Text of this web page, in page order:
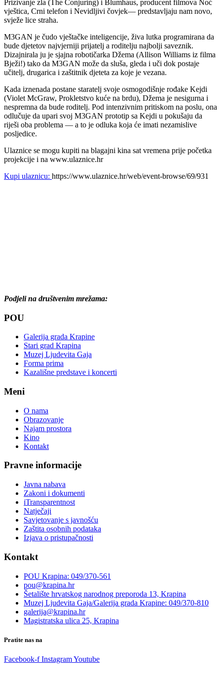
Prizivanje zla (The Conjuring) i Blumhaus, producent filmova Noć
vještica, Crni telefon i Nevidljivi čovjek— predstavljaju nam novo,
svježe lice straha.
M3GAN je čudo vještačke inteligencije, živa lutka programirana da
bude djetetov najvjerniji prijatelj a roditelju najbolji saveznik.
Dizajnirala ju je sjajna robotičarka Džema (Allison Williams iz filma
Bježi!) tako da M3GAN može da sluša, gleda i uči dok postaje
učitelj, drugarica i zaštitnik djeteta za koje je vezana.
Kada iznenada postane staratelj svoje osmogodišnje rođake Kejdi
(Violet McGraw, Prokletstvo kuće na brdu), Džema je nesigurna i
nespremna da bude roditelj. Pod intenzivnim pritiskom na poslu, ona
odlučuje da upari svoj M3GAN prototip sa Kejdi u pokušaju da
riješi oba problema — a to je odluka koja će imati nezamislive
posljedice.
Ulaznice se mogu kupiti na blagajni kina sat vremena prije početka
projekcije i na www.ulaznice.hr
Kupi ulaznicu: https://www.ulaznice.hr/web/event-browse/69/931
Podjeli na društvenim mrežama:
POU
Galerija grada Krapine
Stari grad Krapina
Muzej Ljudevita Gaja
Forma prima
Kazališne predstave i koncerti
Meni
O nama
Obrazovanje
Najam prostora
Kino
Kontakt
Pravne informacije
Javna nabava
Zakoni i dokumenti
iTransparentnost
Natječaji
Savjetovanje s javnošću
Zaštita osobnih podataka
Izjava o pristupačnosti
Kontakt
POU Krapina: 049/370-561
pou@krapina.hr
Šetalište hrvatskog narodnog preporoda 13, Krapina
Muzej Ljudevita Gaja/Galerija grada Krapine: 049/370-810
galerija@krapina.hr
Magistratska ulica 25, Krapina
Pratite nas na
Facebook-f InstagramYoutube